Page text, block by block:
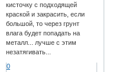
кисточку с подходящей
краской и закрасить, если
большой, то через грунт
влага будет попадать на
металл... лучше с этим
незатягивать...
0